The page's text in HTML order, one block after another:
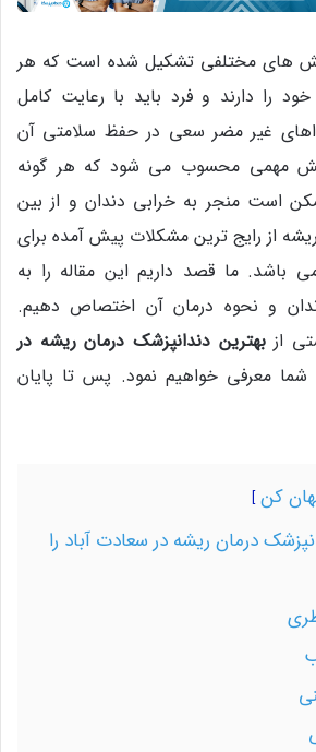
های مختلفی تشکیل شده است که هر
دارند و فرد باید با رعایت کامل
غیر مضر سعی در حفظ سلامتی آن
مهمی محسوب می شود که هر گونه
است منجر به خرابی دندان و از بین
از رایج ترین مشکلات پیش آمده برای
باشد. ما قصد داریم این مقاله را به
و نحوه درمان آن اختصاص دهیم.
ازبهترین دندانپزشک درمان ریشه در
شما معرفی خواهیم نمود. پس تا پایان
کن
درمان ریشه در سعادت آباد را